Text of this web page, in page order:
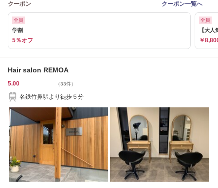
クーポン クーポン一覧へ
全員
学割
5％オフ
全員
【大
￥
Hair salon REMOA
5.00 （33件）
名鉄竹鼻駅より徒歩５分